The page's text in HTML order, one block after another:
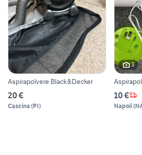
Aspirapolvere Black&Decker
20 €
Cascina (PI)
3
10 €
Napoli(